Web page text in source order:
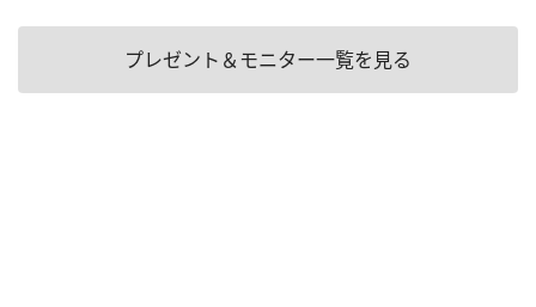
プレゼント＆モニター一覧を見る